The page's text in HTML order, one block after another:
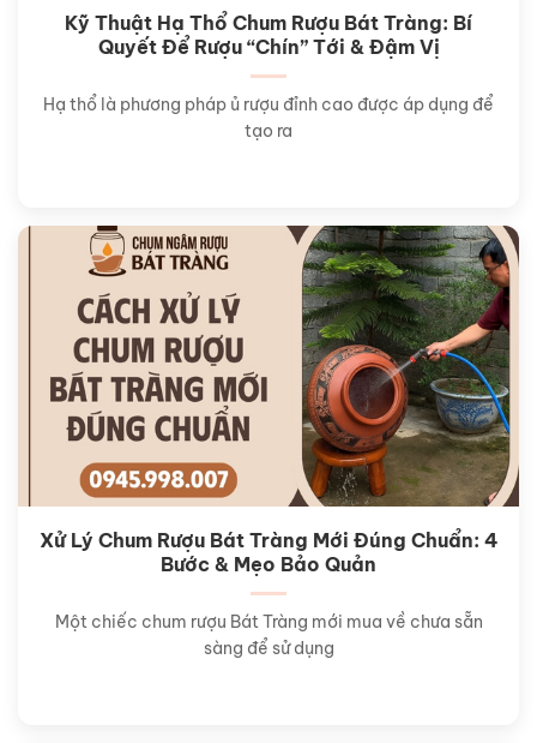
Kỹ Thuật Hạ Thổ Chum Rượu Bát Tràng: Bí
Quyết Để Rượu “Chín” Tới & Đậm Vị
Hạ thổ là phương pháp ủ rượu đỉnh cao được áp dụng để
tạo ra
Xử Lý Chum Rượu Bát Tràng Mới Đúng Chuẩn: 4
Bước & Mẹo Bảo Quản
Một chiếc chum rượu Bát Tràng mới mua về chưa sẵn
sàng để sử dụng